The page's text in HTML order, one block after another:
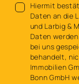
Hiermit
Daten an die
und Larbig &
Daten
bei uns
behandelt,
Immobilien
Bonn GmbH